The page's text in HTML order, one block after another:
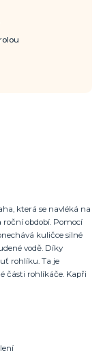
která se navléká na
období. Pomocí
kuličce silné
vodě. Díky
rohlíku. Ta je
části rohlíkáče. Kapři